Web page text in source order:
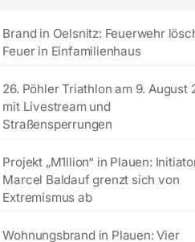
Brand in Oelsnitz: Feuerwehr
Feuer in Einfamilienhaus
26. Pöhler Triathlon am 9. August
mit Livestream und
Straßensperrungen
Projekt „M1llion“ in Plauen:
Marcel Baldauf grenzt sich von
Extremismus ab
Wohnungsbrand in Plauen: Vier